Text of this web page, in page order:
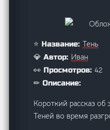
⭐ Название:Тень
💎 Автор: Иван
👀 Просмотров:42
✏ Описание:
Короткий рассказ об
Теней во время